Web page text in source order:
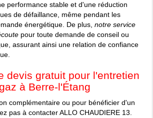
performance stable et d'une réduction
de défaillance, même pendant les
énergétique. De plus, notre service
pour toute demande de conseil ou
assurant ainsi une relation de confiance
devis gratuit pour l'entretien
à Berre-l'Étang
complémentaire ou pour bénéficier d'un
pas à contacter ALLO CHAUDIERE 13.